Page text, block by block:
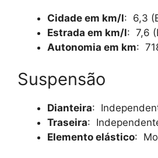
Cidade em km/l: 6,3
Estrada em km/l: 7,6
Autonomia em km:
Suspensão
Dianteira:
Traseira:
Elemento elástico: